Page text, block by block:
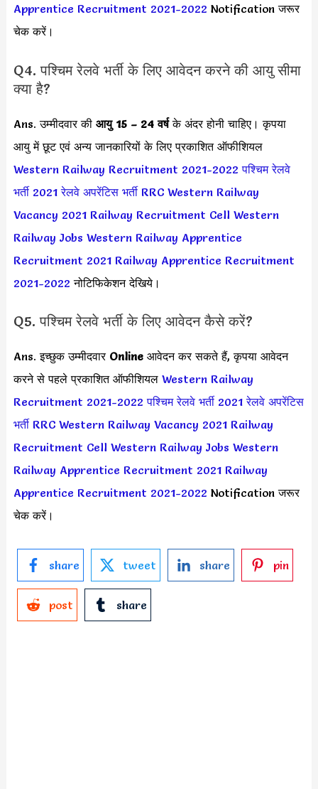
Apprentice Recruitment 2021-2022 Notification जरूर
चेक करें।
Q4. पश्चिम रेलवे भर्ती के लिए आवेदन करने की आयु सीमा
क्या है?
Ans. उम्मीदवार की आयु 15 – 24 वर्षके अंदर होनी चाहिए। कृपया
आयु में छूट एवं अन्य जानकारियों के लिए प्रकाशित ऑफीशियल
Western Railway Recruitment 2021-2022 पश्चिम रेलवे
भर्ती 2021 रेलवे अपरेंटिस भर्ती RRC Western Railway
Vacancy 2021 Railway Recruitment Cell Western
Railway Jobs Western Railway Apprentice
Recruitment 2021 Railway Apprentice Recruitment
2021-2022 नोटिफिकेशन देखिये।
Q5. पश्चिम रेलवे भर्ती के लिए आवेदन कैसे करें?
Ans. इच्छुक उम्मीदवार Online आवेदन कर सकते हैं, कृपया आवेदन
करने से पहले प्रकाशित ऑफीशियल Western Railway
Recruitment 2021-2022 पश्चिम रेलवे भर्ती 2021 रेलवे अपरेंटिस
भर्ती RRC Western Railway Vacancy 2021 Railway
Recruitment Cell Western Railway Jobs Western
Railway Apprentice Recruitment 2021 Railway
Apprentice Recruitment 2021-2022 Notification जरूर
चेक करें।
share tweet share pin
post share